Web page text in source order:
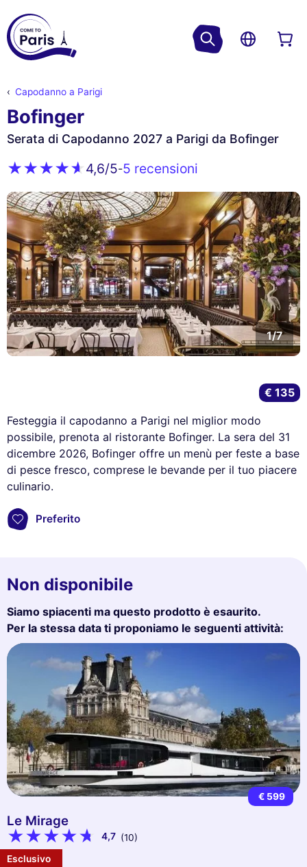
Capodanno a Parigi
Bofinger
Serata di Capodanno 2027 a Parigi da Bofinger
4,6/5-5 recensioni
1/7
Festeggia il capodanno a Parigi nel miglior modo
possibile, prenota al ristorante Bofinger. La sera del 31
dicembre 2026, Bofinger offre un menù per feste a base
di pesce fresco, comprese le bevande per il tuo piacere
culinario.
Preferito
€ 135
Non disponibile
Siamo spiacenti ma questo prodotto è esaurito.
Per la stessa data ti proponiamo le seguenti attività:
€ 599
Le Mirage
4,7 (10)
Esclusivo